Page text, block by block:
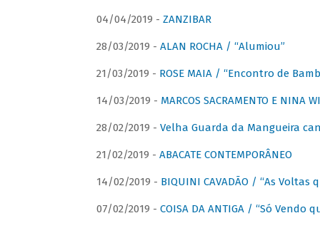
04/04/2019 - ZANZIBAR
28/03/2019 - ALAN ROCHA / “Alumiou”
21/03/2019 - ROSE MAIA / “Encontro de
14/03/2019 - MARCOS SACRAMENTO E
28/02/2019 - Velha Guarda da Mangueira
21/02/2019 - ABACATE CONTEMPORÂNEO
14/02/2019 - BIQUINI CAVADÃO / “As Voltas
07/02/2019 - COISA DA ANTIGA / “Só Vendo